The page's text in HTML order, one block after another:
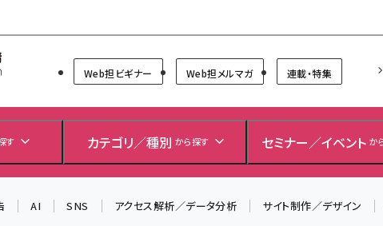
Web担当者Forum
Web担ビギナー Web担メルマガ 連載・特集
す カテゴリ／種別 から探す セミナー／イベント か
AI SNS アクセス解析／データ分析 サイト制作／デザイン
＼ 8月27日開催、申し込み受付中！ ／
生成AIをマーケティング等に活用するための考え方を学
るセミナーイベント「生成AI × マーケティング フォー
2026」開催！
▼申し込みはこちらから▼